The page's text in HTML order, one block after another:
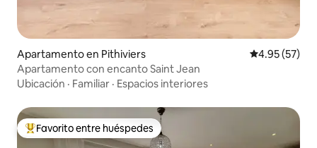
Apartamento en Pithiviers Calificación
4.95 (57)
Apartamento con encanto Saint Jean
Ubicación · Familiar · Espacios interiores
Favorito entre huéspedes preferido
Favorito entre huéspedes